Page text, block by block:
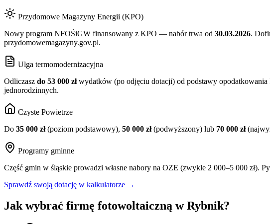
Przydomowe Magazyny Energii (KPO)
Nowy program NFOŚiGW finansowany z KPO — nabór trwa od 30.03.2026.
przydomowemagazyny.gov.pl.
Ulga termomodernizacyjna
Odliczasz do 53 000 złwydatków (po odjęciu dotacji) od podstawy
jednorodzinnych.
Czyste Powietrze
Do 35 000 zł(poziom podstawowy), 50 000 zł(podwyższony) lub 70 000 zł
Programy gminne
Część gmin w śląskie prowadzi własne nabory na OZE (zwykle 2 000–5 000 zł).
Sprawdź swoją dotację w kalkulatorze →
Jak wybrać firmę fotowoltaiczną wRybnik?